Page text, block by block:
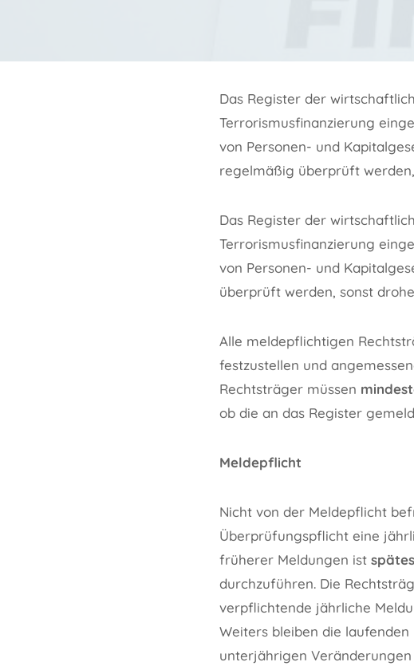
Das Register der
Terrorismusfinanzierung
von Personen- und
regelmäßig überprüft
Das Register der
Terrorismusfinanzierung
von Personen- und
überprüft werden, sonst
Alle meldepflichtigen
festzustellen und
Rechtsträger müssen
ob die an das Register
Meldepflicht
Nicht von der Meldepflicht
Überprüfungspflicht eine
früherer Meldungen ist
durchzuführen. Die
verpflichtende jährliche
Weiters bleiben die
unterjährigen